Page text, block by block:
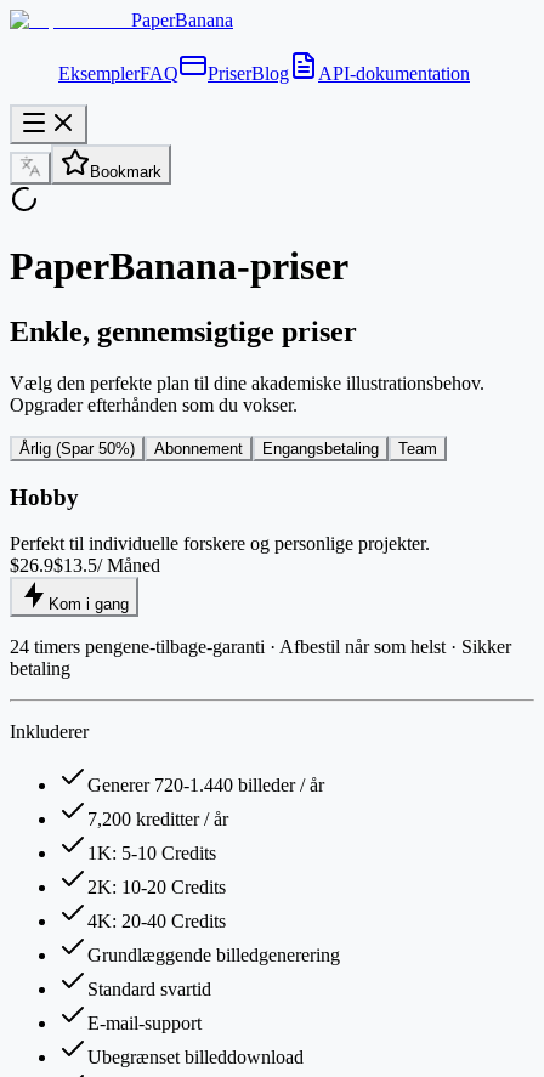
PaperBanana
EksemplerFAQ PriserBlog API-dokumentation
Bookmark
PaperBanana-priser
Enkle, gennemsigtige priser
Vælg den perfekte plan til dine akademiske illustrationsbehov.
Opgrader efterhånden som du vokser.
Årlig (Spar 50%) Abonnement Engangsbetaling Team
Hobby
Perfekt til individuelle forskere og personlige projekter.
$26.9$13.5/ Måned
Kom i gang
24 timers pengene-tilbage-garanti · Afbestil når som helst · Sikker
betaling
Inkluderer
Generer 720-1.440 billeder / år
7,200 kreditter / år
1K: 5-10 Credits
2K: 10-20 Credits
4K: 20-40 Credits
Grundlæggende billedgenerering
Standard svartid
E-mail-support
Ubegrænset billeddownload